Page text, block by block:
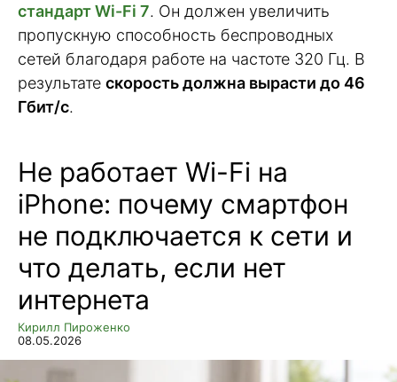
стандарт Wi-Fi 7. Он должен увеличить
пропускную способность беспроводных
сетей благодаря работе на частоте 320 Гц. В
результате скорость должна вырасти до 46
Гбит/с.
Не работает Wi-Fi на
iPhone: почему смартфон
не подключается к сети и
что делать, если нет
интернета
Кирилл Пироженко
08.05.2026